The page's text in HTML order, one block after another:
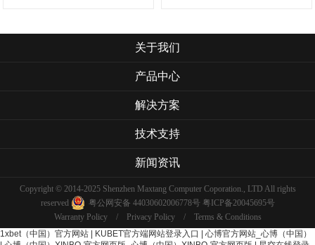
关于我们
产品中心
解决方案
技术支持
新闻资讯
Copyright © 2014-2025 Shenzhen Maxtang Computer Coporation., LTD All rights
reserved
粤公网安备 44030602006778号粤ICP备20045695号
Warranty Policy/ Privacy Policy/ Terms & Conditions
1xbet（中国）官方网站 KUBET官方端网站登录入口
心博官方网站_心博（中国）